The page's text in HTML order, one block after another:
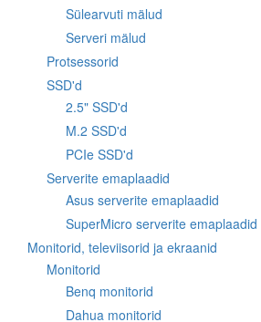
Sülearvuti mälud
Serveri mälud
Protsessorid
SSD'd
2.5" SSD'd
M.2 SSD'd
PCIe SSD'd
Serverite emaplaadid
Asus serverite emaplaadid
SuperMicro serverite emaplaadid
Monitorid, televiisorid ja ekraanid
Monitorid
Benq monitorid
Dahua monitorid